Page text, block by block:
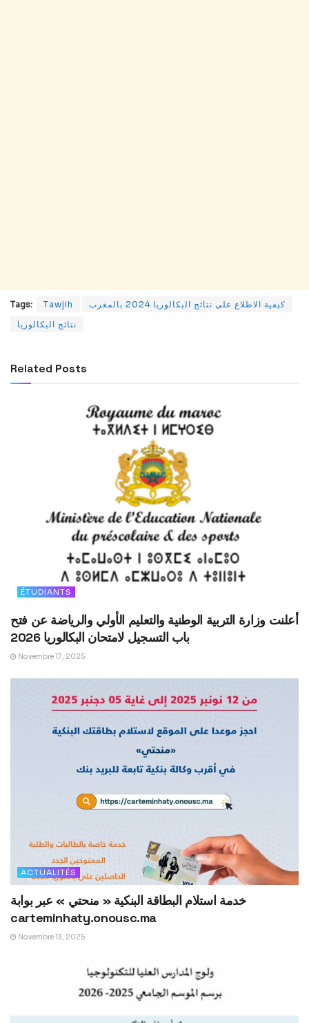
Tags: Tawjih
كيفية الاطلاع على نتائج البكالوريا 2024 بالمغرب
نتائج البكالوريا
Related Posts
ÉTUDIANTS
أعلنت وزارة التربية الوطنية والتعليم الأولي والرياضة عن فتح
باب التسجيل لامتحان البكالوريا 2026
Novembre 17, 2025
ACTUALITÉS
خدمة استلام البطاقة البنكية « منحتي » عبر بوابة
carteminhaty.onousc.ma
Novembre 13, 2025